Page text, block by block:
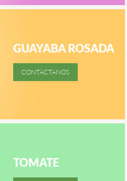
GUAYABA ROSADA
TOMATE